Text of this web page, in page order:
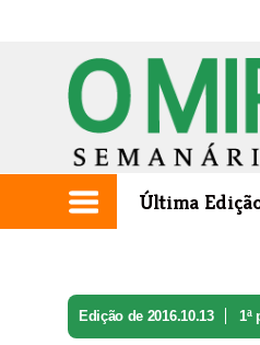
Última
Edição de 2016.10.13 1ª